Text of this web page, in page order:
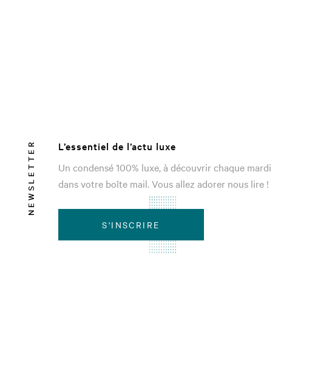
NEWSLETTER
L’essentiel de l’actu luxe
Un condensé 100% luxe, à découvrir chaque mardi
dans votre boîte mail. Vous allez adorer nous lire !
S'INSCRIRE